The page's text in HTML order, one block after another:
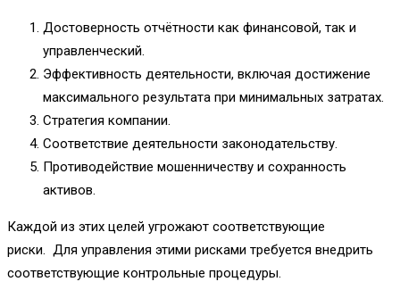
Достоверность отчётности как финансовой, так и
управленческий.
Эффективность деятельности, включая достижение
максимального результата при минимальных затратах.
Стратегия компании.
Соответствие деятельности законодательству.
Противодействие мошенничеству и сохранность
активов.
Каждой из этих целей угрожают соответствующие
риски. Для управления этими рисками требуется внедрить
соответствующие контрольные процедуры.